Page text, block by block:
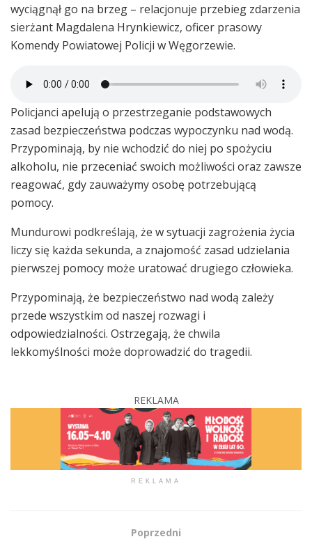
wyciągnął go na brzeg – relacjonuje przebieg zdarzenia
sierżant Magdalena Hrynkiewicz, oficer prasowy
Komendy Powiatowej Policji w Węgorzewie.
Policjanci apelują o przestrzeganie podstawowych
zasad bezpieczeństwa podczas wypoczynku nad wodą.
Przypominają, by nie wchodzić do niej po spożyciu
alkoholu, nie przeceniać swoich możliwości oraz zawsze
reagować, gdy zauważymy osobę potrzebującą
pomocy.
Mundurowi podkreślają, że w sytuacji zagrożenia życia
liczy się każda sekunda, a znajomość zasad udzielania
pierwszej pomocy może uratować drugiego człowieka.
Przypominają, że bezpieczeństwo nad wodą zależy
przede wszystkim od naszej rozwagi i
odpowiedzialności. Ostrzegają, że chwila
lekkomyślności może doprowadzić do tragedii.
REKLAMA
REKLAMA
Poprzedni